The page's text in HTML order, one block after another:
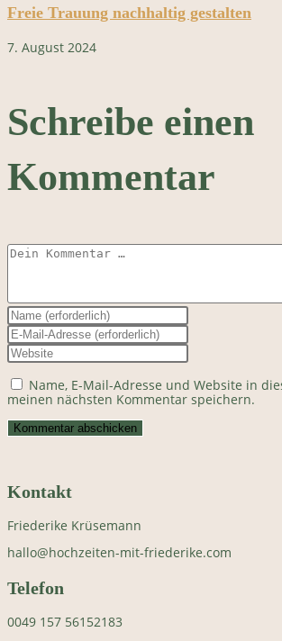
Freie Trauung nachhaltig gestalten
7. August 2024
Schreibe einen
Kommentar
Kommentar
Gib
deinen
Namen
oder
zum
Kommentieren
Gib
deine
E-
Mail-
Adresse
zum
Kommentieren
ein
Gib
deine
Website-
URL
ein
(optional)
Name, E-Mail-Adresse und Website in
meinen nächsten Kommentar speichern.
Kontakt
Friederike Krüsemann
hallo@hochzeiten-mit-friederike.com
Telefon
0049 157 56152183